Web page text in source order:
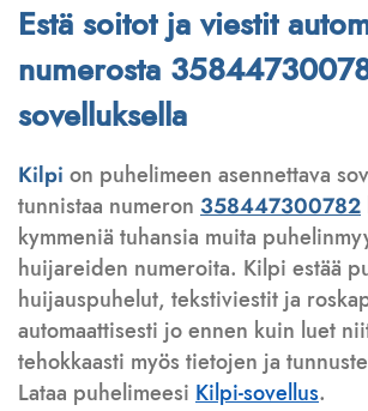
Estä soitot ja viestit
numerosta
sovelluksella
Kilpi on puhelimeen asennettava
tunnistaa numeron 358447300782
kymmeniä tuhansia muita
huijareiden numeroita. Kilpi estää
huijauspuhelut, tekstiviestit ja
automaattisesti jo ennen kuin luet
tehokkaasti myös tietojen ja
Lataa puhelimeesi Kilpi-sovellus.